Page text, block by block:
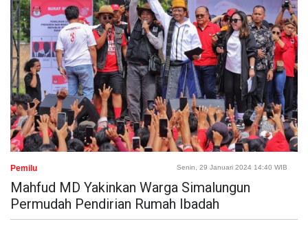
Pemilu Senin, 29 Januari 2024 14:40 WIB
Mahfud MD Yakinkan Warga Simalungun
Permudah Pendirian Rumah Ibadah